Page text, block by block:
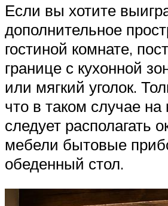
Если вы хотите
дополнительное
гостиной комнате,
границе с кухонной
или мягкий уголок.
что в таком случае на
следует располагать
мебели бытовые
обеденный стол.